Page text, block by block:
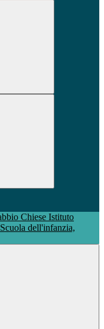
Istituto
Scuola dell'infanzia,